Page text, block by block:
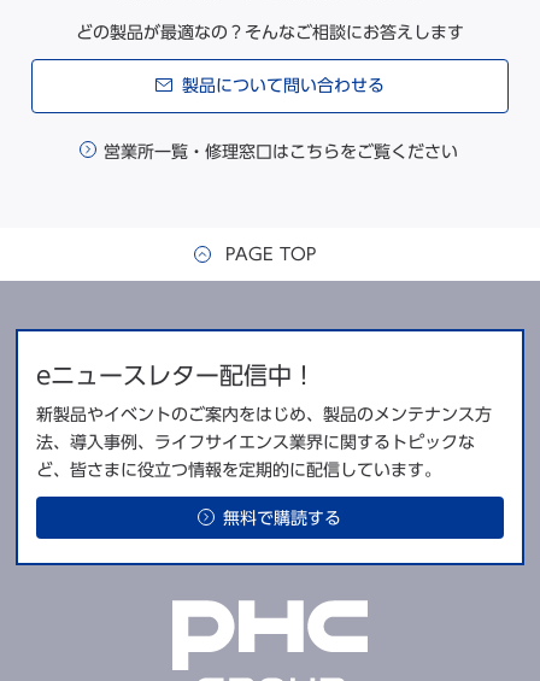
どの製品が最適なの？そんなご相談にお答えします
製品について問い合わせる
営業所一覧・修理窓口はこちらをご覧ください
PAGE TOP
eニュースレター配信中！
新製品やイベントのご案内をはじめ、製品のメンテナンス方
法、導入事例、ライフサイエンス業界に関するトピックな
ど、皆さまに役立つ情報を定期的に配信しています。
無料で購読する